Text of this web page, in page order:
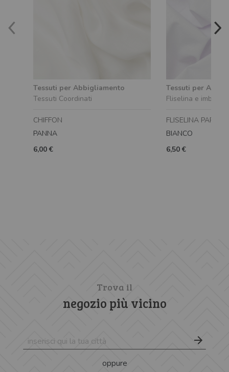
Tessuti per Abbigliamento
Tessuti Coordinati
CHIFFON
PANNA
6,00 €
Tessuti per
Fliselina e
FLISELINA PARMA
BIANCO
6,50 €
Trova il
negozio più vicino
oppure